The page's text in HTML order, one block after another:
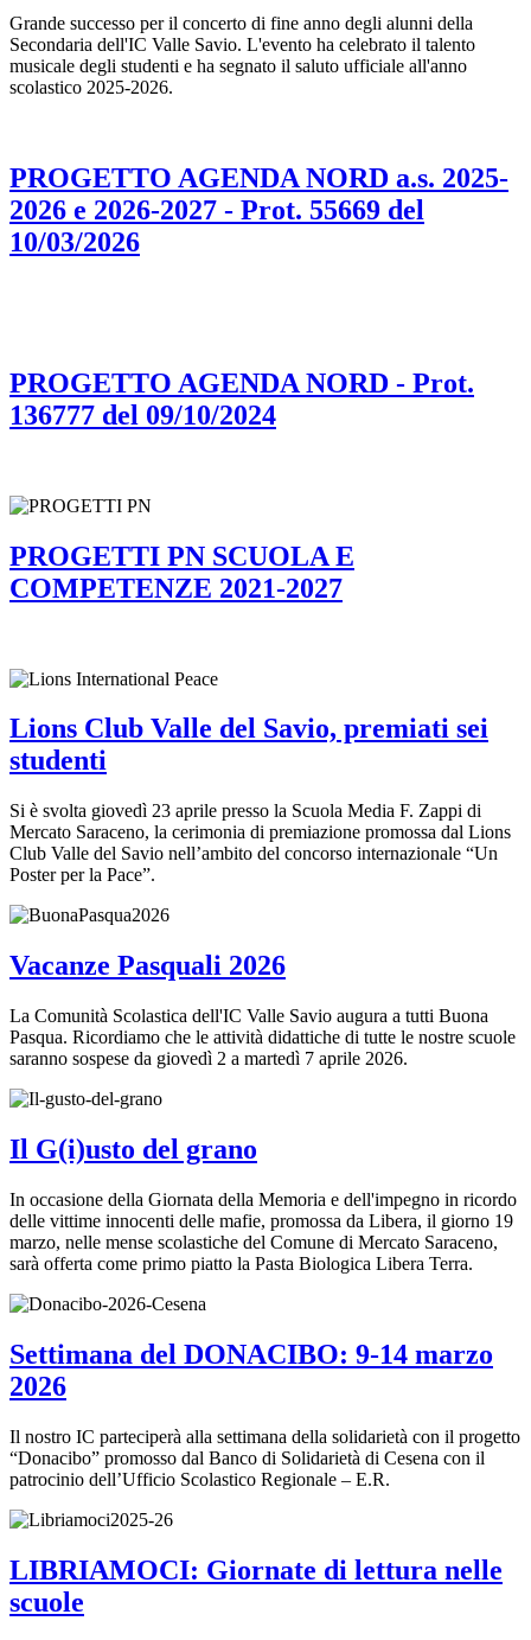
Grande successo per il concerto di fine anno degli alunni della
Secondaria dell'IC Valle Savio. L'evento ha celebrato il talento
musicale degli studenti e ha segnato il saluto ufficiale all'anno
scolastico 2025-2026.
PROGETTO AGENDA NORD a.s. 2025-
2026 e 2026-2027 - Prot. 55669 del
10/03/2026
PROGETTO AGENDA NORD - Prot.
136777 del 09/10/2024
PROGETTI PN SCUOLA E
COMPETENZE 2021-2027
Lions Club Valle del Savio, premiati sei
studenti
Si è svolta giovedì 23 aprile presso la Scuola Media F. Zappi di
Mercato Saraceno, la cerimonia di premiazione promossa dal Lions
Club Valle del Savio nell’ambito del concorso internazionale “Un
Poster per la Pace”.
Vacanze Pasquali 2026
La Comunità Scolastica dell'IC Valle Savio augura a tutti Buona
Pasqua. Ricordiamo che le attività didattiche di tutte le nostre scuole
saranno sospese da giovedì 2 a martedì 7 aprile 2026.
Il G(i)usto del grano
In occasione della Giornata della Memoria e dell'impegno in ricordo
delle vittime innocenti delle mafie, promossa da Libera, il giorno 19
marzo, nelle mense scolastiche del Comune di Mercato Saraceno,
sarà offerta come primo piatto la Pasta Biologica Libera Terra.
Settimana del DONACIBO: 9-14 marzo
2026
Il nostro IC parteciperà alla settimana della solidarietà con il progetto
“Donacibo” promosso dal Banco di Solidarietà di Cesena con il
patrocinio dell’Ufficio Scolastico Regionale – E.R.
LIBRIAMOCI: Giornate di lettura nelle
scuole